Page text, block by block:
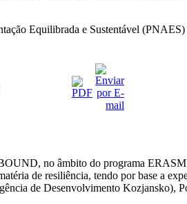
Equilibrada e Sustentável
no âmbito do programa
de resiliência, tendo por base a
de Desenvolvimento